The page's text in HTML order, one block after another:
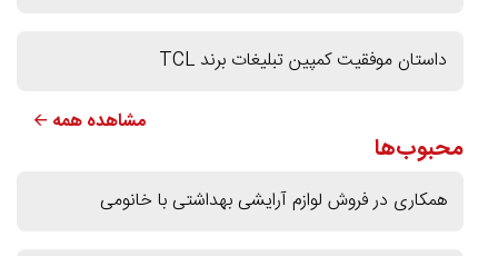
داستان موفقیت کمپین تبلیغات برند TCL
مشاهده همه 🡨
محبوب‌ها
همکاری در فروش لوازم آرایشی بهداشتی با خانومی